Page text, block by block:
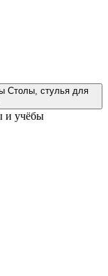
Столы, стулья для